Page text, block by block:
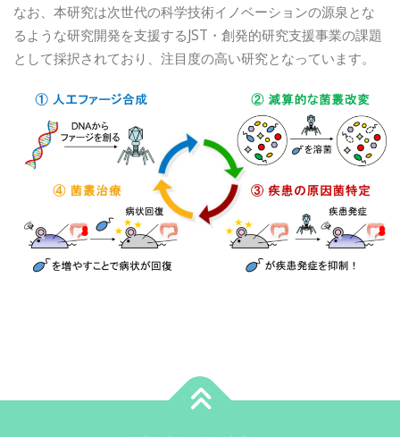
なお、本研究は次世代の科学技術イノベーションの源泉とな
るような研究開発を支援するJST・創発的研究支援事業の課題
として採択されており、注目度の高い研究となっています。